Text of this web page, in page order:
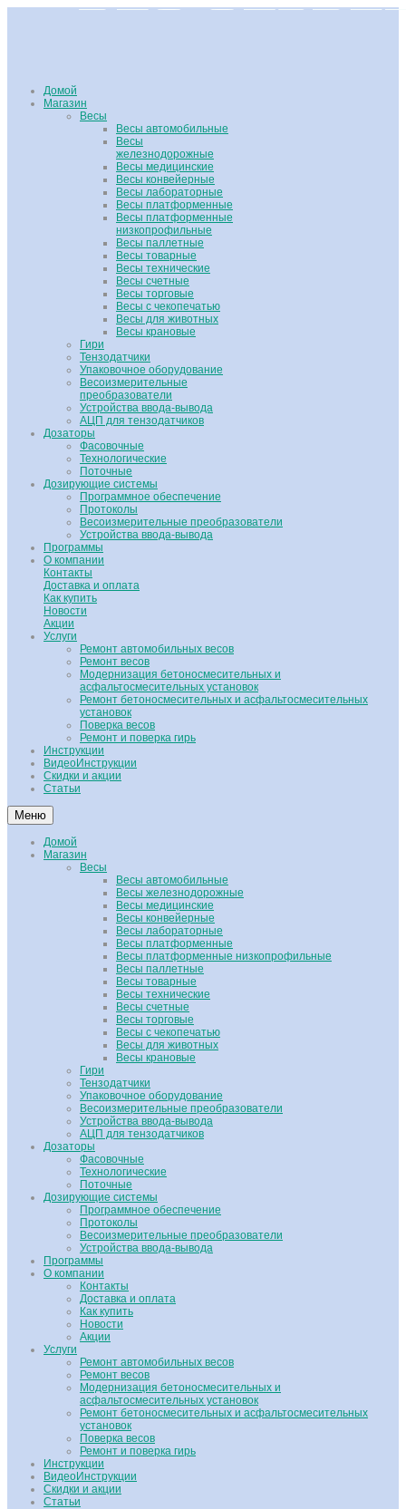
Домой
Магазин
Весы
Весы автомобильные
Весы
железнодорожные
Весы медицинские
Весы конвейерные
Весы лабораторные
Весы платформенные
Весы платформенные
низкопрофильные
Весы паллетные
Весы товарные
Весы технические
Весы счетные
Весы торговые
Весы с чекопечатью
Весы для животных
Весы крановые
Гири
Тензодатчики
Упаковочное оборудование
Весоизмерительные
преобразователи
Устройства ввода-вывода
АЦП для тензодатчиков
Дозаторы
Фасовочные
Технологические
Поточные
Дозирующие системы
Программное обеспечение
Протоколы
Весоизмерительные преобразователи
Устройства ввода-вывода
Программы
О компании
Контакты
Доставка и оплата
Как купить
Новости
Акции
Услуги
Ремонт автомобильных весов
Ремонт весов
Модернизация бетоносмесительных и
асфальтосмесительных установок
Ремонт бетоносмесительных и асфальтосмесительных
установок
Поверка весов
Ремонт и поверка гирь
Инструкции
ВидеоИнструкции
Скидки и акции
Статьи
Меню
Домой
Магазин
Весы
Весы автомобильные
Весы железнодорожные
Весы медицинские
Весы конвейерные
Весы лабораторные
Весы платформенные
Весы платформенные низкопрофильные
Весы паллетные
Весы товарные
Весы технические
Весы счетные
Весы торговые
Весы с чекопечатью
Весы для животных
Весы крановые
Гири
Тензодатчики
Упаковочное оборудование
Весоизмерительные преобразователи
Устройства ввода-вывода
АЦП для тензодатчиков
Дозаторы
Фасовочные
Технологические
Поточные
Дозирующие системы
Программное обеспечение
Протоколы
Весоизмерительные преобразователи
Устройства ввода-вывода
Программы
О компании
Контакты
Доставка и оплата
Как купить
Новости
Акции
Услуги
Ремонт автомобильных весов
Ремонт весов
Модернизация бетоносмесительных и
асфальтосмесительных установок
Ремонт бетоносмесительных и асфальтосмесительных
установок
Поверка весов
Ремонт и поверка гирь
Инструкции
ВидеоИнструкции
Скидки и акции
Статьи